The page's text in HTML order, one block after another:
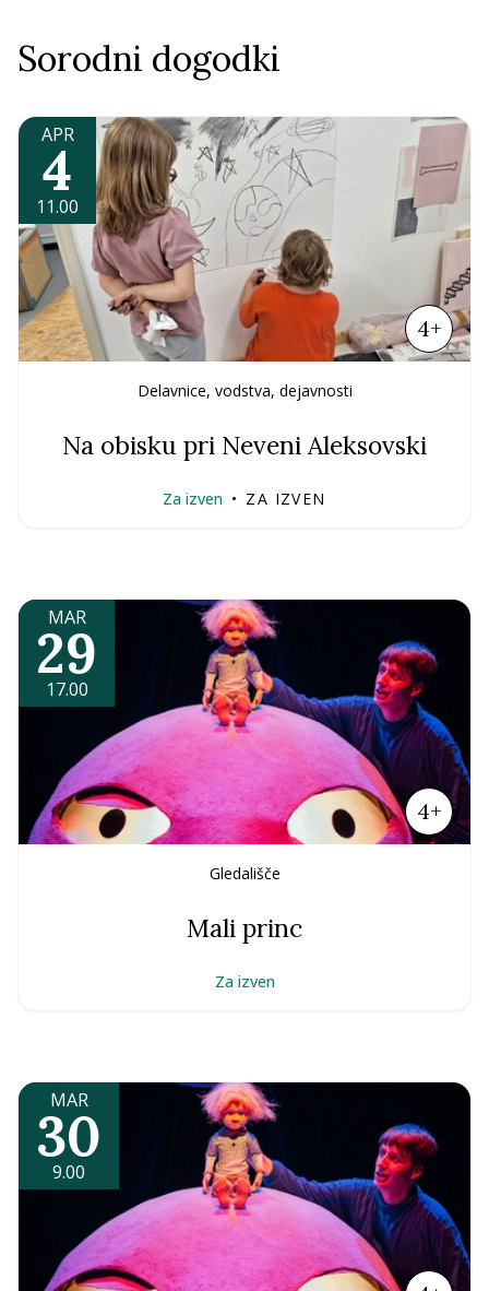
Sorodni dogodki
APR
4
11.00
4+
Delavnice, vodstva, dejavnosti
Na obisku pri Neveni Aleksovski
Za izven • ZA IZVEN
MAR
29
17.00
4+
Gledališče
Mali princ
Za izven
MAR
30
9.00